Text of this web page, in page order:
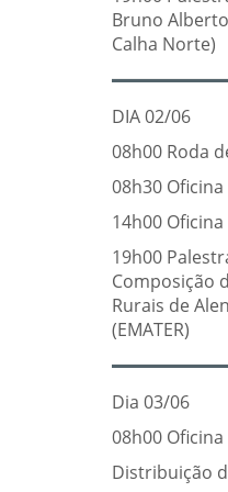
Bruno Alberto
Calha Norte)
DIA 02/06
08h00 Roda
08h30
14h00
19h00
Composição
Rurais de
(EMATER)
Dia 03/06
08h00
Distribuição